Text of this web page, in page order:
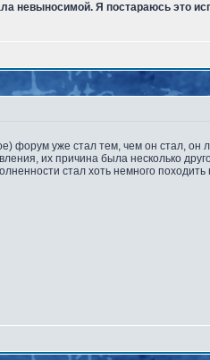
невыносимой. Я постараюсь это
форум уже стал тем, чем он стал, он
их причина была несколько
стал хоть немного походить